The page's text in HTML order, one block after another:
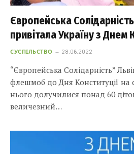
Європейська
привітала Україну з Днем
СУСПІЛЬСТВО 28.06.2022
“Європейська Солідарність”
флешмоб до Дня Конституції на
нього долучилися понад 60
величезний…